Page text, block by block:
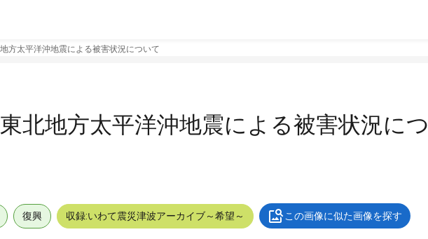
地方太平洋沖地震による被害状況について
東北地方太平洋沖地震による被害状況につ
復興 収録:いわて震災津波アーカイブ～希望～ この画像に似た画像を探す